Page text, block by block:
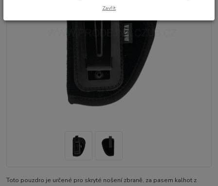
Toto pouzdro je určené pro skryté nošení zbraně, za pasem kalhot z
Zavřít